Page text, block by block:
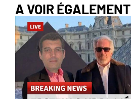
A VOIR ÉGALEMENT